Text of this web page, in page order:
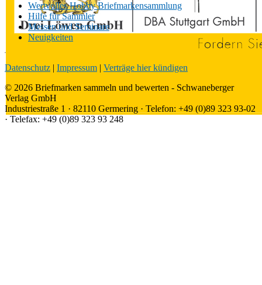
Wertvolles Hobby Briefmarkensammlung
Hilfe für Sammler
Messen und Seminare
Neuigkeiten
Datenschutz | Impressum | Verträge hier kündigen
© 2026 Briefmarken sammeln und bewerten - Schwaneberger
Verlag GmbH
Industriestraße 1 · 82110 Germering · Telefon: +49 (0)89 323 93-02
· Telefax: +49 (0)89 323 93 248